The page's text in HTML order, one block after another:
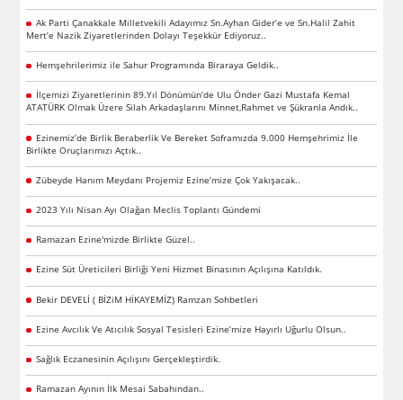
Ak Parti Çanakkale Milletvekili Adayımız Sn.Ayhan Gider’e ve Sn.Halil Zahit
Mert’e Nazik Ziyaretlerinden Dolayı Teşekkür Ediyoruz..
Hemşehrilerimiz ile Sahur Programında Biraraya Geldik..
İlçemizi Ziyaretlerinin 89.Yıl Dönümün’de Ulu Önder Gazi Mustafa Kemal
ATATÜRK Olmak Üzere Silah Arkadaşlarını Minnet,Rahmet ve Şükranla Andık..
Ezinemiz’de Birlik Beraberlik Ve Bereket Soframızda 9.000 Hemşehrimiz İle
Birlikte Oruçlarımızı Açtık..
Zübeyde Hanım Meydanı Projemiz Ezine’mize Çok Yakışacak..
2023 Yılı Nisan Ayı Olağan Meclis Toplantı Gündemi
Ramazan Ezine'mizde Birlikte Güzel..
Ezine Süt Üreticileri Birliği Yeni Hizmet Binasının Açılışına Katıldık.
Bekir DEVELİ ( BİZiM HİKAYEMİZ) Ramzan Sohbetleri
Ezine Avcılık Ve Atıcılık Sosyal Tesisleri Ezine’mize Hayırlı Uğurlu Olsun..
Sağlık Eczanesinin Açılışını Gerçekleştirdik.
Ramazan Ayının İlk Mesai Sabahından..